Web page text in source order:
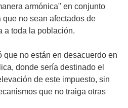
armónica" en conjunto
no sean afectados de
a toda la población.
que no están en desacuerdo en
donde sería destinado el
de este impuesto, sin
que no traiga otras